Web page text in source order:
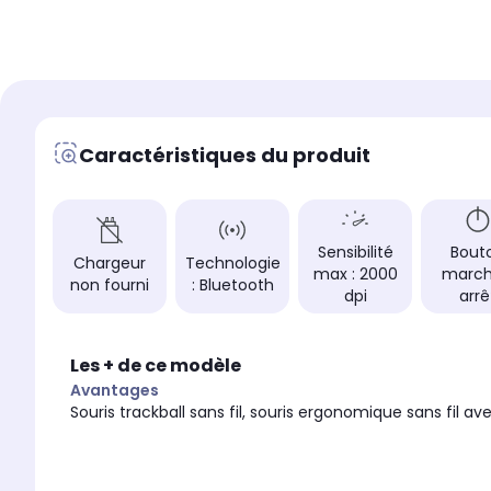
Autonomie :
Jusqu'à 18 mois
18 mois
Fabriqué en
Chine
Autonomie :
Jusqu'à 120 jours
avec une seule
complète. 1 minute
pour 24 h
(l'autonomie de la
Chine
Caractéristiques du produit
Chargeur
non fourni
Technologie
: Bluetooth
Sensibilité
max : 2000
dpi
Les + de ce modèle
Avantages
Souris trackball sans fil, souris ergonomique sans fil